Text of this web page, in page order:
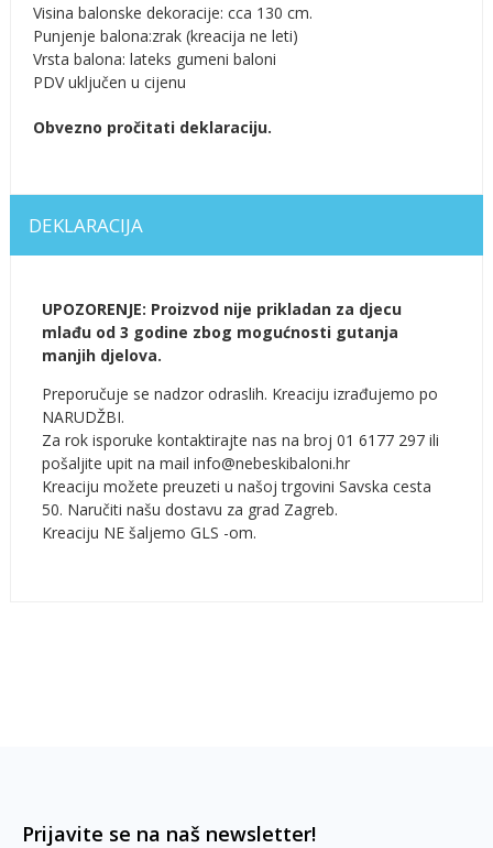
Visina balonske dekoracije: cca 130 cm.
Punjenje balona:zrak (kreacija ne leti)
Vrsta balona: lateks gumeni baloni
PDV uključen u cijenu
Obvezno pročitati deklaraciju.
DEKLARACIJA
UPOZORENJE: Proizvod nije prikladan za djecu
mlađu od 3 godine zbog mogućnosti gutanja
manjih djelova.
Preporučuje se nadzor odraslih. Kreaciju izrađujemo po
NARUDŽBI.
Za rok isporuke kontaktirajte nas na broj 01 6177 297 ili
pošaljite upit na mail info@nebeskibaloni.hr
Kreaciju možete preuzeti u našoj trgovini Savska cesta
50. Naručiti našu dostavu za grad Zagreb.
Kreaciju NE šaljemo GLS -om.
Prijavite se na naš newsletter!